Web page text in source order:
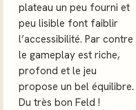
plateau un peu fourni et
peu lisible font faiblir
l’accessibilité. Par contre
le gameplay est riche,
profond et le jeu
propose un bel équilibre.
Du très bon Feld !